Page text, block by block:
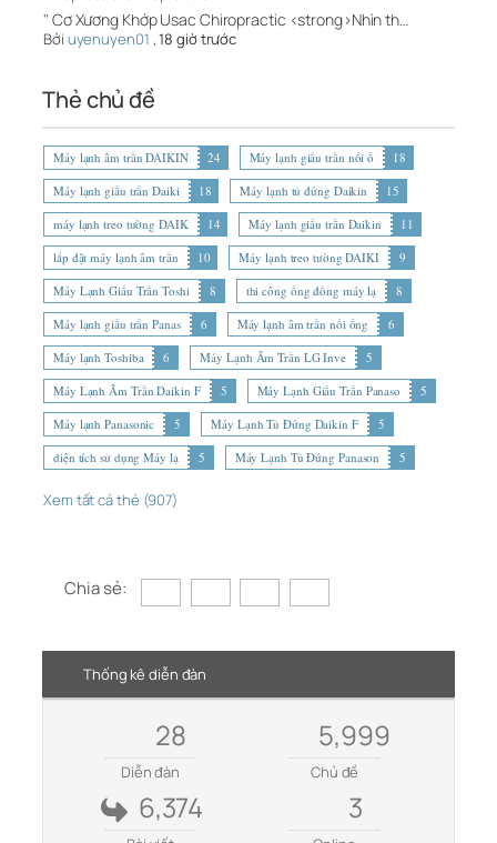
" Cơ Xương Khớp Usac Chiropractic <strong>Nhìn th…
Bởi uyenuyen01 ,18 giờ trước
Thẻ chủ đề
Máy lạnh âm trần DAIKIN 24 Máy lạnh giấu trần nối ố
18
Máy lạnh giấu trần Daiki
18 Máy lạnh tủ đứng Daikin
15
máy lạnh treo tường DAIK
14 Máy lạnh giấu trần Daikin
11
lắp đặt máy lạnh âm trần
10 Máy lạnh treo tường DAIKI
9
Máy Lạnh Giấu Trần Toshi
8 thi công ống đồng máy lạ
8
Máy lạnh giấu trần Panas
6 Máy lạnh âm trần nối ống
6
Máy lạnh Toshiba
6 Máy Lạnh Âm Trần LG Inve
5
Máy Lạnh Âm Trần Daikin F
5 Máy Lạnh Giấu Trần Panaso
5
Máy lạnh Panasonic
5 Máy Lạnh Tủ Đứng Daikin F
5
diện tích sử dụng Máy lạ
5 Máy Lạnh Tủ Đứng Panason 5
Xem tất cả thẻ (907)
Chia sẻ:
Thống kê diễn đàn
28
Diễn đàn
5,999
Chủ đề
6,374 3